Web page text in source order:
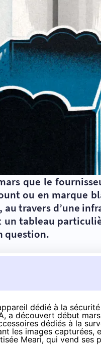
que le
ou en marque
au travers d’une
un tableau
question.
dédié à la
a découvert début
dédiés à la
les images capturées,
Meari, qui vend